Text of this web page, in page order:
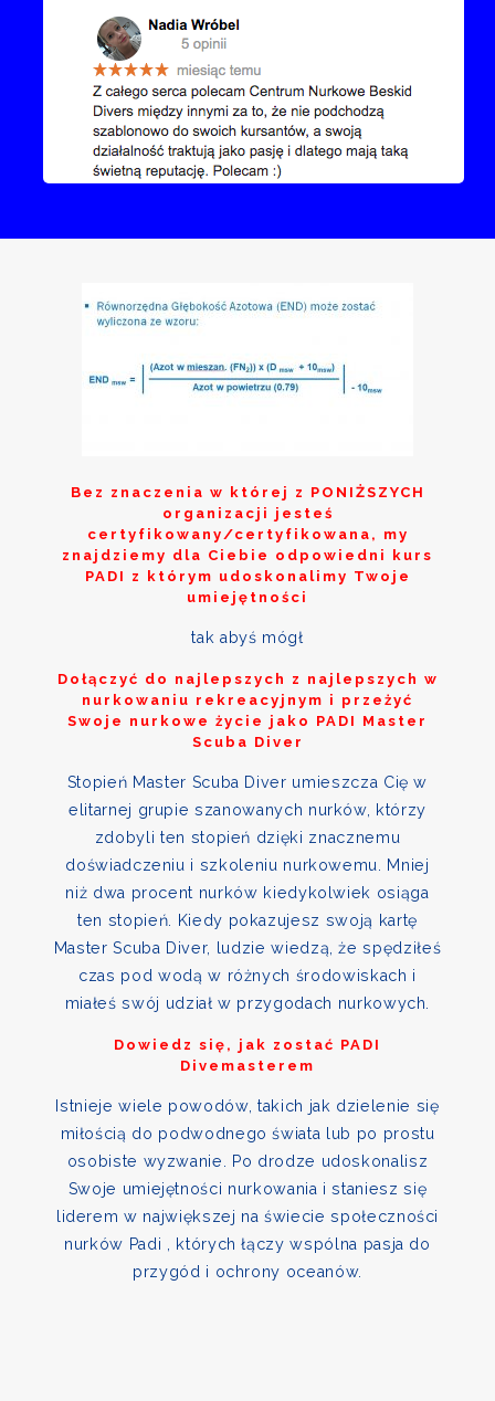
Bez znaczenia w której z PONIŻSZYCH
organizacji jesteś
certyfikowany/certyfikowana, my
znajdziemy dla Ciebie odpowiedni kurs
PADI z którym udoskonalimy Twoje
umiejętności
tak abyś mógł
Dołączyć do najlepszych z najlepszych w
nurkowaniu rekreacyjnym i przeżyć
Swoje nurkowe życie jako PADI Master
Scuba Diver
Stopień Master Scuba Diver umieszcza Cię w
elitarnej grupie szanowanych nurków, którzy
zdobyli ten stopień dzięki znacznemu
doświadczeniu i szkoleniu nurkowemu. Mniej
niż dwa procent nurków kiedykolwiek osiąga
ten stopień. Kiedy pokazujesz swoją kartę
Master Scuba Diver, ludzie wiedzą, że spędziłeś
czas pod wodą w różnych środowiskach i
miałeś swój udział w przygodach nurkowych.
Dowiedz się, jak zostać PADI
Divemasterem
Istnieje wiele powodów, takich jak dzielenie się
miłością do podwodnego świata lub po prostu
osobiste wyzwanie. Po drodze udoskonalisz
Swoje umiejętności nurkowania i staniesz się
liderem w największej na świecie społeczności
nurków Padi , których łączy wspólna pasja do
przygód i ochrony oceanów.